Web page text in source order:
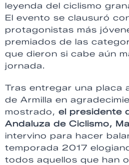
leyenda del ciclismo
El evento se clausuró
protagonistas más
premiados de las
que dieron si cabe aún
jornada.
Tras entregar una placa
de Armilla en
mostrado, el presidente
Andaluza de Ciclismo,
intervino para hacer
temporada 2017
todos aquellos que han